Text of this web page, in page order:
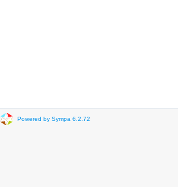
Powered by Sympa 6.2.72